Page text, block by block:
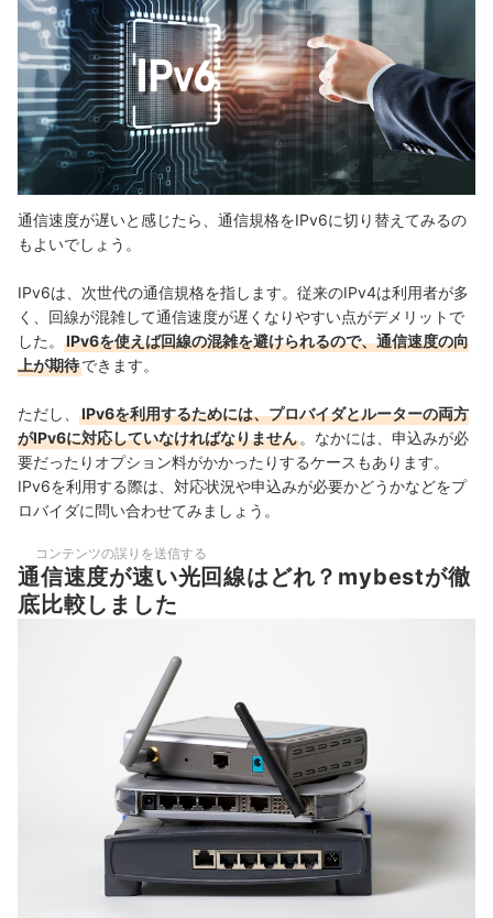
通信速度が遅いと感じたら、通信規格をIPv6に切り替えてみるの
もよいでしょう。
IPv6は、 次世代の通信規格を指します。 従来のIPv4は利用者が多
く、回線が混雑して通信速度が遅くなりやすい点がデメリットで
した。
IPv6を使えば回線の混雑を避けられるので、通信速度の向
上が期待できます。
ただし、
IPv6を利用するためには、プロバイダとルーターの両方
がIPv6に対応していなければなりません 。なかには、申込みが必
要だったりオプション料がかかったりするケースもあります。
IPv6を利用する際は、対応状況や申込みが必要かどうかなどをプ
ロバイダに問い合わせてみましょう。
コンテンツの誤りを送信する
通信速度が速い光回線はどれ？mybestが徹
底比較しました